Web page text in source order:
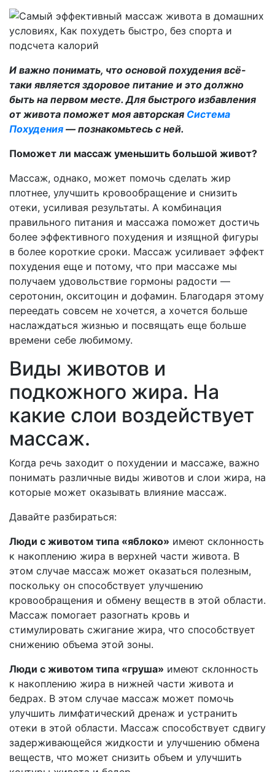
И важно понимать, что основой похудения всё-
таки является здоровое питание и это должно
быть на первом месте. Для быстрого избавления
от живота поможет моя авторская Система
Похудения — познакомьтесь с ней.
Поможет ли массаж уменьшить большой живот?
Массаж, однако, может помочь сделать жир
плотнее, улучшить кровообращение и снизить
отеки, усиливая результаты. А комбинация
правильного питания и массажа поможет достичь
более эффективного похудения и изящной фигуры
в более короткие сроки. Массаж усиливает эффект
похудения еще и потому, что при массаже мы
получаем удовольствие гормоны радости —
серотонин, окситоцин и дофамин. Благодаря этому
переедать совсем не хочется, а хочется больше
наслаждаться жизнью и посвящать еще больше
времени себе любимому.
Виды животов и
подкожного жира. На
какие слои воздействует
массаж.
Когда речь заходит о похудении и массаже, важно
понимать различные виды животов и слои жира, на
которые может оказывать влияние массаж.
Давайте разбираться:
Люди с животом типа «яблоко» имеют склонность
к накоплению жира в верхней части живота. В
этом случае массаж может оказаться полезным,
поскольку он способствует улучшению
кровообращения и обмену веществ в этой области.
Массаж помогает разогнать кровь и
стимулировать сжигание жира, что способствует
снижению объема этой зоны.
Люди с животом типа «груша» имеют склонность
к накоплению жира в нижней части живота и
бедрах. В этом случае массаж может помочь
улучшить лимфатический дренаж и устранить
отеки в этой области. Массаж способствует сдвигу
задерживающейся жидкости и улучшению обмена
веществ, что может снизить объем и улучшить